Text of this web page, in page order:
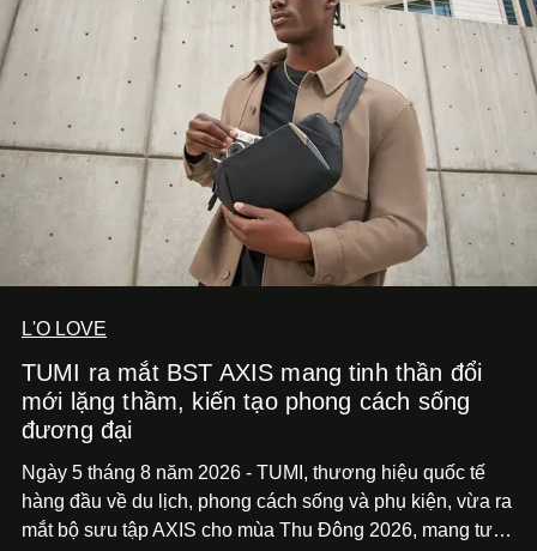
L'O LOVE
TUMI ra mắt BST AXIS mang tinh thần đổi
mới lặng thầm, kiến tạo phong cách sống
đương đại
Ngày 5 tháng 8 năm 2026 - TUMI, thương hiệu quốc tế
hàng đầu về du lịch, phong cách sống và phụ kiện, vừa ra
mắt bộ sưu tập AXIS cho mùa Thu Đông 2026, mang tư